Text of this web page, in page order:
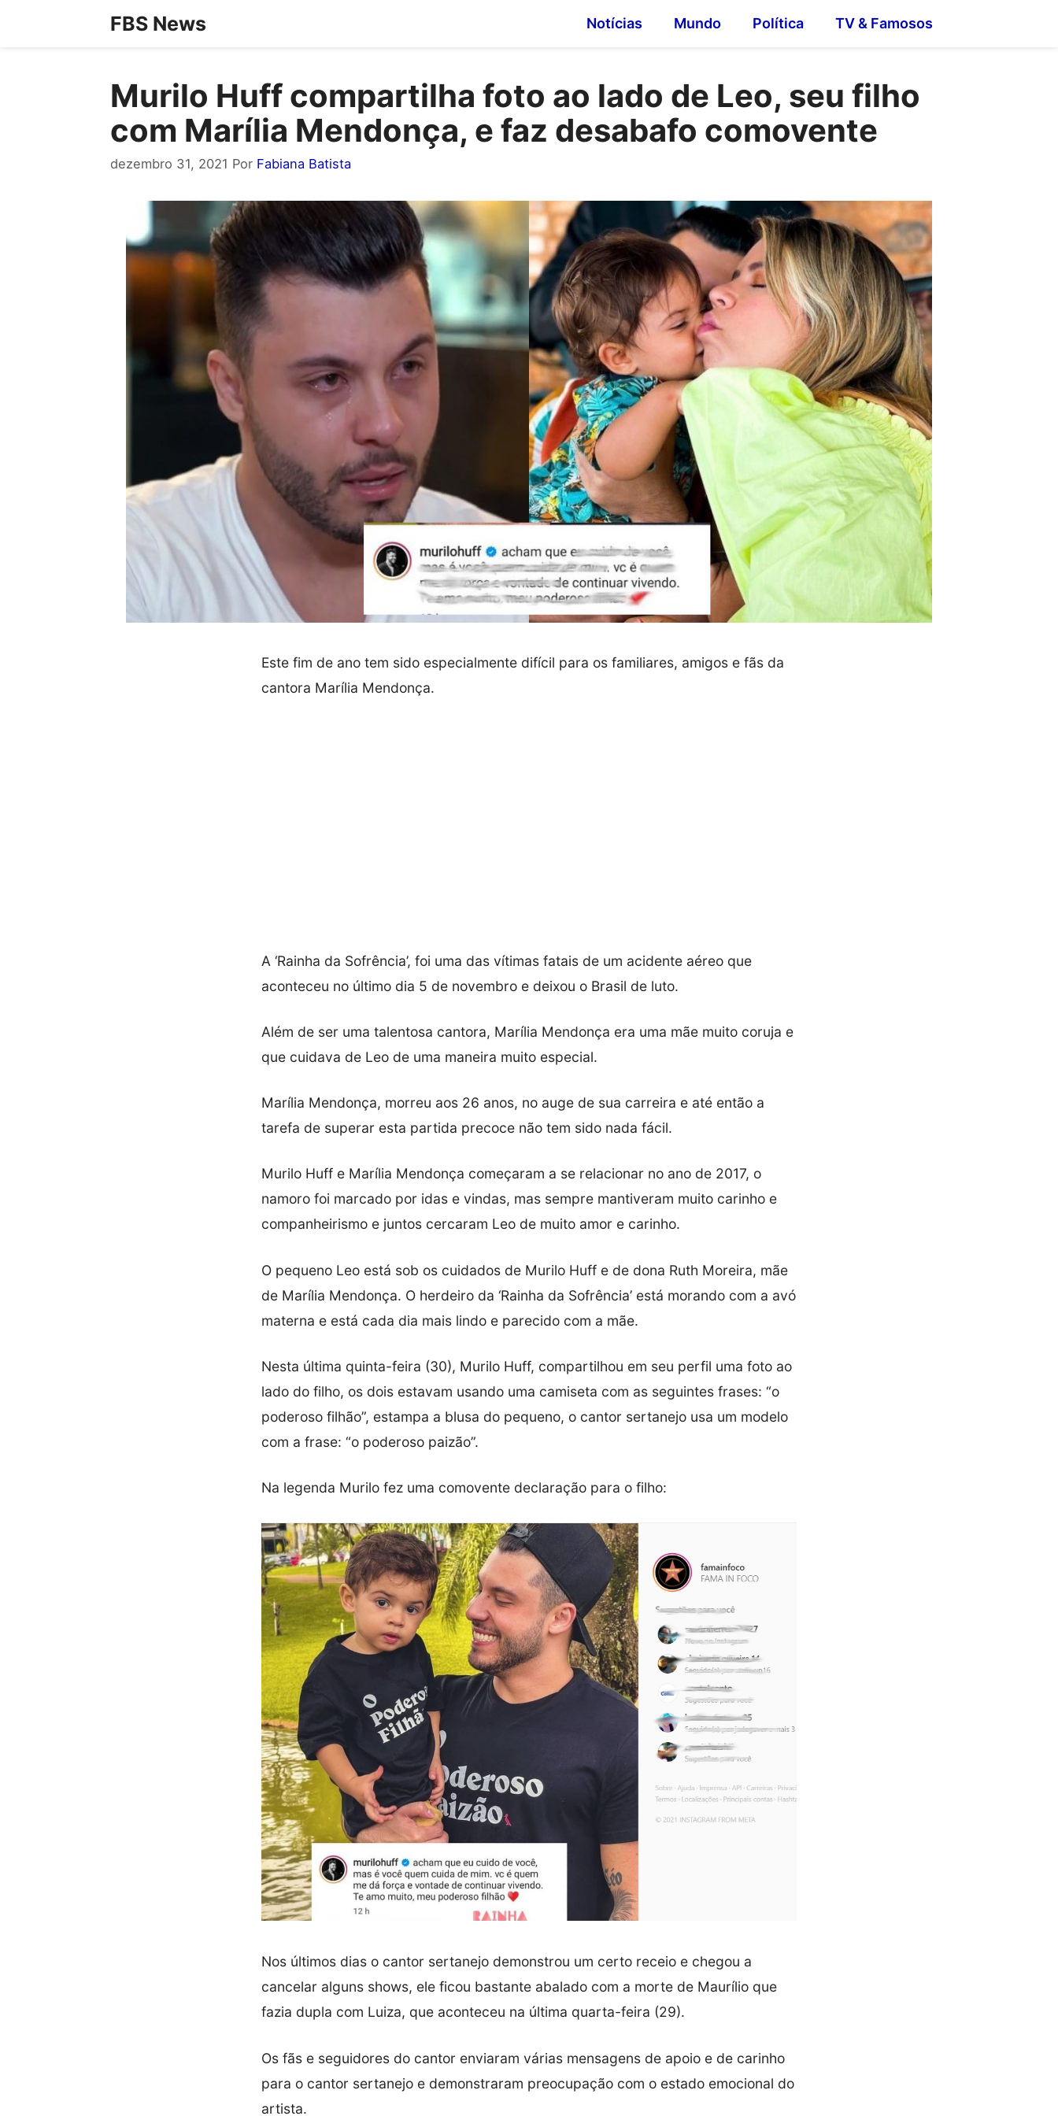
FBS News Notícias Mundo Política TV & Famosos
Murilo Huff compartilha foto ao lado de Leo, seu filho
com Marília Mendonça, e faz desabafo comovente
dezembro 31, 2021 Por Fabiana Batista
Este fim de ano tem sido especialmente difícil para os familiares, amigos e fãs da
cantora Marília Mendonça.
A ‘Rainha da Sofrência’, foi uma das vítimas fatais de um acidente aéreo que
aconteceu no último dia 5 de novembro e deixou o Brasil de luto.
Além de ser uma talentosa cantora, Marília Mendonça era uma mãe muito coruja e
que cuidava de Leo de uma maneira muito especial.
Marília Mendonça, morreu aos 26 anos, no auge de sua carreira e até então a
tarefa de superar esta partida precoce não tem sido nada fácil.
Murilo Huff e Marília Mendonça começaram a se relacionar no ano de 2017, o
namoro foi marcado por idas e vindas, mas sempre mantiveram muito carinho e
companheirismo e juntos cercaram Leo de muito amor e carinho.
O pequeno Leo está sob os cuidados de Murilo Huff e de dona Ruth Moreira, mãe
de Marília Mendonça. O herdeiro da ‘Rainha da Sofrência’ está morando com a avó
materna e está cada dia mais lindo e parecido com a mãe.
Nesta última quinta-feira (30), Murilo Huff, compartilhou em seu perfil uma foto ao
lado do filho, os dois estavam usando uma camiseta com as seguintes frases: “o
poderoso filhão”, estampa a blusa do pequeno, o cantor sertanejo usa um modelo
com a frase: “o poderoso paizão”.
Na legenda Murilo fez uma comovente declaração para o filho:
Nos últimos dias o cantor sertanejo demonstrou um certo receio e chegou a
cancelar alguns shows, ele ficou bastante abalado com a morte de Maurílio que
fazia dupla com Luiza, que aconteceu na última quarta-feira (29).
Os fãs e seguidores do cantor enviaram várias mensagens de apoio e de carinho
para o cantor sertanejo e demonstraram preocupação com o estado emocional do
artista.